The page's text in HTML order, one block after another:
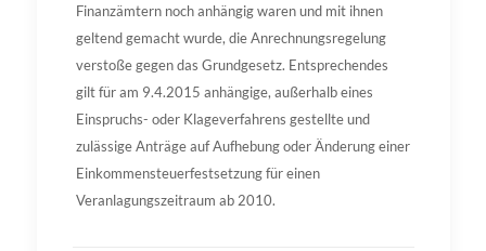
Finanzämtern noch anhängig waren und mit ihnen
geltend gemacht wurde, die Anrechnungsregelung
verstoße gegen das Grundgesetz. Entsprechendes
gilt für am 9.4.2015 anhängige, außerhalb eines
Einspruchs- oder Klageverfahrens gestellte und
zulässige Anträge auf Aufhebung oder Änderung einer
Einkommensteuerfestsetzung für einen
Veranlagungszeitraum ab 2010.